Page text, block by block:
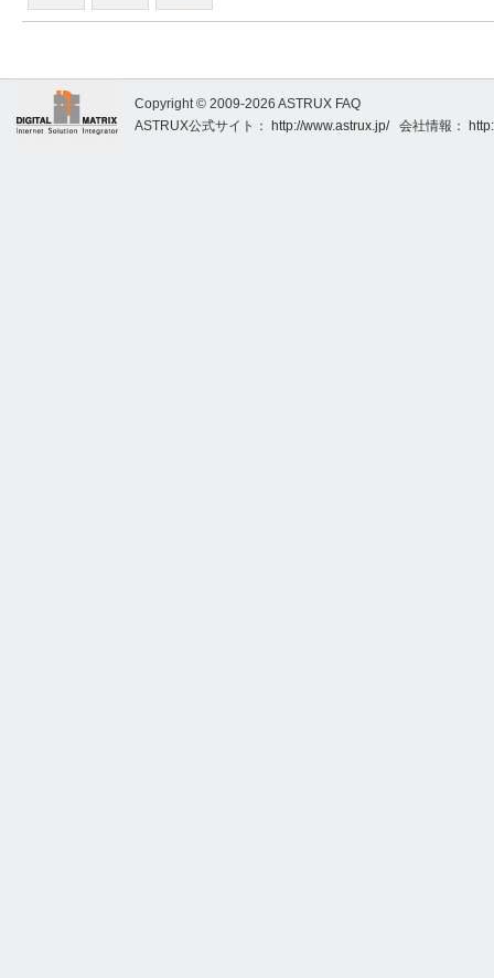
Copyright © 2009-2026 ASTRUX FAQ
ASTRUX公式サイト：
http://www.astrux.jp/会社情報：